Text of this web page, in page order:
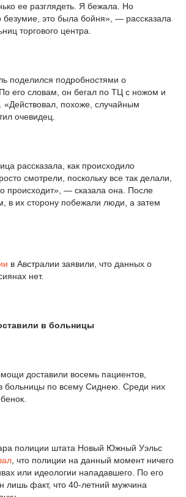
ее разглядеть. Я бежала. Но
безумие, это была бойня», — рассказала
торгового центра.
поделился подробностями о
его словам, он бегал по ТЦ с ножом и
похоже, случайным
очевидец.
рассказала, как происходило
смотрели, поскольку все так делали,
происходит», — сказала она. После
в их сторону побежали люди, а затем
в Австралии заявили, что данных о
нет.
в больницы
доставили восемь пациентов,
больницы по всему Сиднею. Среди них
полиции штата Новый Южный Уэльс
, что полиции на данный момент ничего
или идеологии нападавшего. По его
лишь факт, что 40-летний мужчина